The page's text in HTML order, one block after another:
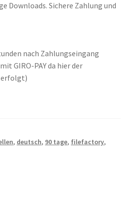
Downloads. Sichere Zahlung und
nach Zahlungseingang
GIRO-PAY da hier der
erfolgt)
, deutsch, 90 tage, filefactory,